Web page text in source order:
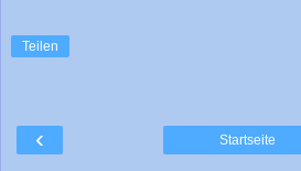
Teilen
‹ Startseite